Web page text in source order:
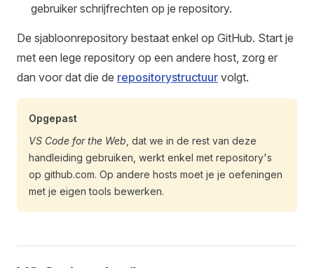
gebruiker schrijfrechten op je repository.
De sjabloonrepository bestaat enkel op GitHub. Start je
met een lege repository op een andere host, zorg er
dan voor dat die de repositorystructuur volgt.
Opgepast
VS Code for the Web , dat we in de rest van deze
handleiding gebruiken, werkt enkel met repository's
op github.com. Op andere hosts moet je je oefeningen
met je eigen tools bewerken.